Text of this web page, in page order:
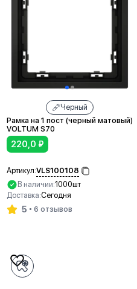
Черный
Рамка на 1 пост (черный матовый)
VOLTUM S70
220,0 ₽
Артикул:VLS100108
В наличии:1000шт
Доставка:Сегодня
5 6 отзывов